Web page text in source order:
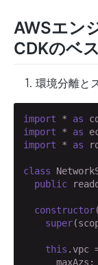
AWSエン
CDKのベ
環境分離と
import * as
import * as
import * as
class
public
constructor(
super
this .vpc
      maxAzs: